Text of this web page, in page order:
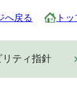
へ戻る ト
リティ指針